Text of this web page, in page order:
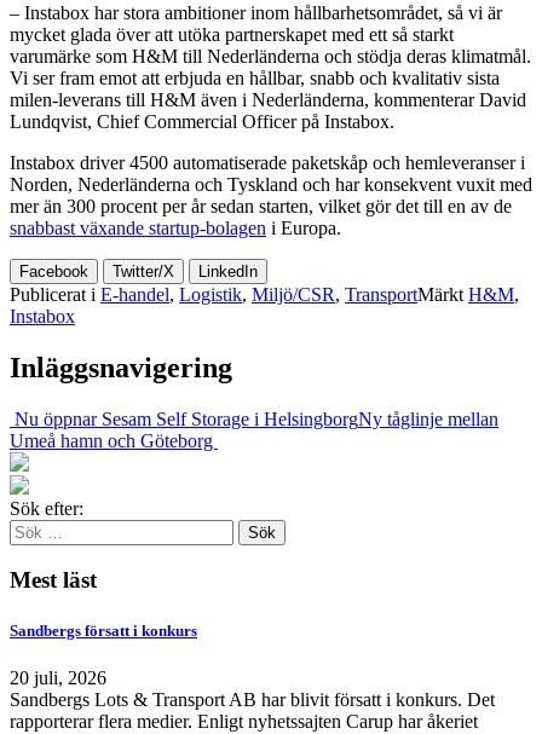
– Instabox har stora ambitioner inom hållbarhetsområdet, så vi är
mycket glada över att utöka partnerskapet med ett så starkt
varumärke som H&M till Nederländerna och stödja deras klimatmål.
Vi ser fram emot att erbjuda en hållbar, snabb och kvalitativ sista
milen-leverans till H&M även i Nederländerna, kommenterar David
Lundqvist, Chief Commercial Officer på Instabox.
Instabox driver 4500 automatiserade paketskåp och hemleveranser i
Norden, Nederländerna och Tyskland och har konsekvent vuxit med
mer än 300 procent per år sedan starten, vilket gör det till en av de
snabbast växande startup-bolagen i Europa.
Facebook Twitter/X LinkedIn
Publicerat i E-handel, Logistik, Miljö/CSR, TransportMärkt H&M,
Instabox
Inläggsnavigering
Nu öppnar Sesam Self Storage i HelsingborgNy tåglinje mellan
Umeå hamn och Göteborg
Sök efter:
Mest läst
Sandbergs försatt i konkurs
20 juli, 2026
Sandbergs Lots & Transport AB har blivit försatt i konkurs. Det
rapporterar flera medier. Enligt nyhetssajten Carup har åkeriet